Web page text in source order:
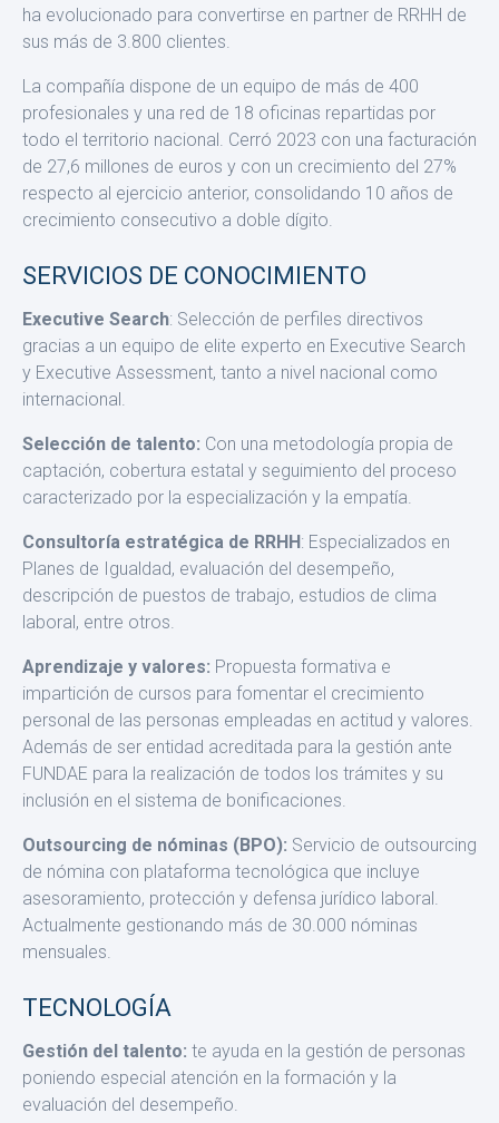
ha evolucionado para convertirse en partner de RRHH de
sus más de 3.800 clientes.
La compañía dispone de un equipo de más de 400
profesionales y una red de 18 oficinas repartidas por
todo el territorio nacional. Ce­rró 2023 con una facturación
de 27,6 millones de euros y con un cre­cimiento del 27%
respecto al ejercicio anterior, consolidando 10 años de
crecimiento consecutivo a doble dígito.
SERVICIOS DE CONOCIMIENTO
Executive Search: Selección de perfiles directivos
gracias a un equipo de elite experto en Executive Search
y Executive Assess­ment, tanto a nivel nacional como
internacional.
Selección de talento: Con una metodología propia de
captación, cobertura estatal y seguimiento del proceso
caracterizado por la es­pecialización y la empatía.
Consultoría estratégica de RRHH: Especializados en
Planes de Igualdad, evaluación del desempeño,
descripción de puestos de tra­bajo, estudios de clima
laboral, entre otros.
Aprendizaje y valores: Propuesta formativa e
impartición de cursos para fomentar el crecimiento
personal de las personas empleadas en actitud y valores.
Además de ser entidad acreditada para la ges­tión ante
FUNDAE para la realización de todos los trámites y su
inclu­sión en el sistema de bonificaciones.
Outsourcing de nóminas (BPO): Servicio de outsourcing
de nómi­na con plataforma tecnológica que incluye
asesoramiento, protec­ción y defensa jurídico laboral.
Actualmente gestionando más de 30.000 nóminas
mensuales.
TECNOLOGÍA
Gestión del talento: te ayuda en la gestión de personas
poniendo especial atención en la formación y la
evaluación del desempeño.